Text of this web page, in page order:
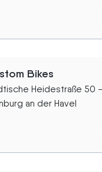
Bikes
Heidestraße 50
an der Havel